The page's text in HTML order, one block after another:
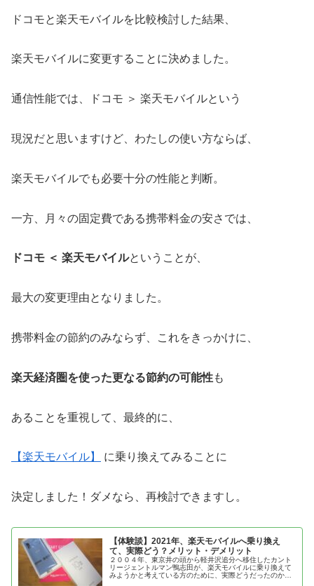
ドコモと楽天モバイルを比較検討した結果、
楽天モバイルに変更することに決めました。
通信性能では、ドコモ ＞ 楽天モバイルという
現況だと思いますけど、わたしの使い方ならば、
楽天モバイルでも必要十分の性能と判断。
一方、月々の固定費である携帯料金の安さでは、
ドコモ ＜ 楽天モバイルということが、
最大の変更理由となりました。
携帯料金の節約のみならず、これをきっかけに、
楽天経済圏を使った更なる節約の可能性も
あることを重視して、最終的に、
【楽天モバイル】 に乗り換えてみることに
決定しました！ダメなら、再検討できますし。
【体験談】2021年、楽天モバイルへ乗り換え
て、実際どう？メリット・デメリット
２００４年、東京井の頭から軽井沢追分へ移住したカント
リージェントルマン鴨志田が、楽天モバイルに乗り換えて
みようかと考えている方のために、実際どうだったのか？